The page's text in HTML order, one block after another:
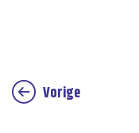
Vorige